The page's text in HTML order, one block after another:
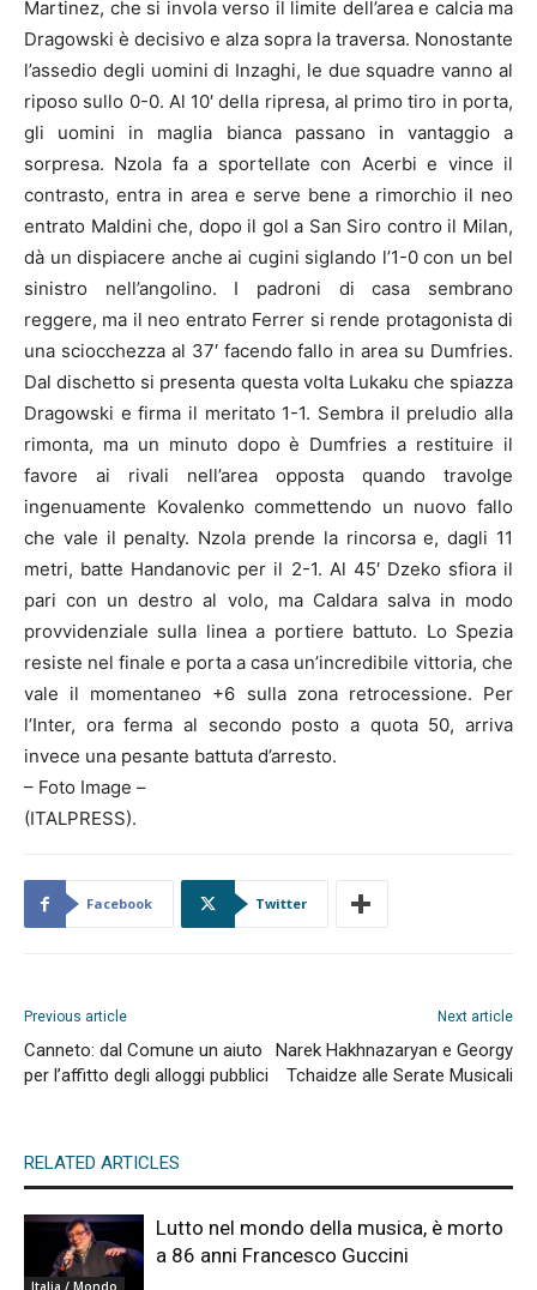
Martinez, che si invola verso il limite dell’area e calcia ma
Dragowski è decisivo e alza sopra la traversa. Nonostante
l’assedio degli uomini di Inzaghi, le due squadre vanno al
riposo sullo 0-0. Al 10′ della ripresa, al primo tiro in porta,
gli uomini in maglia bianca passano in vantaggio a
sorpresa. Nzola fa a sportellate con Acerbi e vince il
contrasto, entra in area e serve bene a rimorchio il neo
entrato Maldini che, dopo il gol a San Siro contro il Milan,
dà un dispiacere anche ai cugini siglando l’1-0 con un bel
sinistro nell’angolino. I padroni di casa sembrano
reggere, ma il neo entrato Ferrer si rende protagonista di
una sciocchezza al 37′ facendo fallo in area su Dumfries.
Dal dischetto si presenta questa volta Lukaku che spiazza
Dragowski e firma il meritato 1-1. Sembra il preludio alla
rimonta, ma un minuto dopo è Dumfries a restituire il
favore ai rivali nell’area opposta quando travolge
ingenuamente Kovalenko commettendo un nuovo fallo
che vale il penalty. Nzola prende la rincorsa e, dagli 11
metri, batte Handanovic per il 2-1. Al 45′ Dzeko sfiora il
pari con un destro al volo, ma Caldara salva in modo
provvidenziale sulla linea a portiere battuto. Lo Spezia
resiste nel finale e porta a casa un’incredibile vittoria, che
vale il momentaneo +6 sulla zona retrocessione. Per
l’Inter, ora ferma al secondo posto a quota 50, arriva
invece una pesante battuta d’arresto.
– Foto Image –
(ITALPRESS).
Facebook Twitter
Previous article
Canneto: dal Comune un aiuto
per l’affitto degli alloggi pubblici
Next article
Narek Hakhnazaryan e Georgy
Tchaidze alle Serate Musicali
RELATED ARTICLES
Italia / Mondo
Lutto nel mondo della musica, è morto
a 86 anni Francesco Guccini